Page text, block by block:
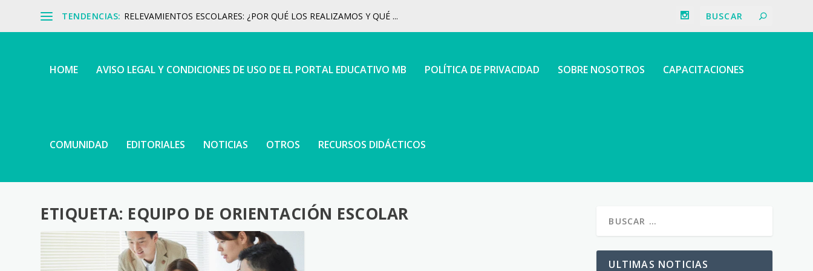
TENDENCIAS: RELEVAMIENTOS ESCOLARES: ¿POR QUÉ LOS REALIZAMOS Y QUÉ ...
HOME AVISO LEGAL Y CONDICIONES DE USO DE EL PORTAL EDUCATIVO MB POLÍTICA DE PRIVACIDAD SOBRE NOSOTROS CAPACITACIONES
COMUNIDAD EDITORIALES NOTICIAS OTROS RECURSOS DIDÁCTICOS
ETIQUETA: EQUIPO DE ORIENTACIÓN ESCOLAR
ULTIMAS NOTICIAS